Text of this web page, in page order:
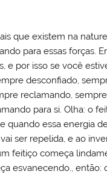
que existem na
para essas forças.
e por isso se você
desconfiado,
reclamando,
para si. Olha: o
quando essa energia
ser repelida, e ao
feitiço começa
esvanecendo.,